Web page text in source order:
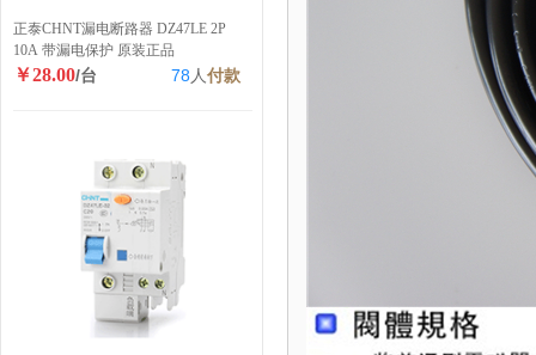
正泰CHNT漏电断路器 DZ47LE 2P
10A 带漏电保护 原装正品
￥28.00/台 78 人付款